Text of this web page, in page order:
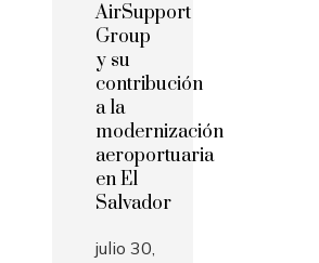
AirSupport
Group
y su
contribución
a la
modernización
aeroportuaria
en El
Salvador
julio 30,